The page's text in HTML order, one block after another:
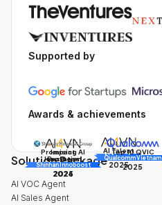
Supported by
Awards & achievements
Promising AI
Business
AI Awards
2025
AI Talent
AI Awards
2025
Impact
Innovation
Shinhan Innoboost
2024
Top 10 QVIC
Qualcomm Vietnam
2025
Solution Package
AI VOC Agent
AI Sales Agent